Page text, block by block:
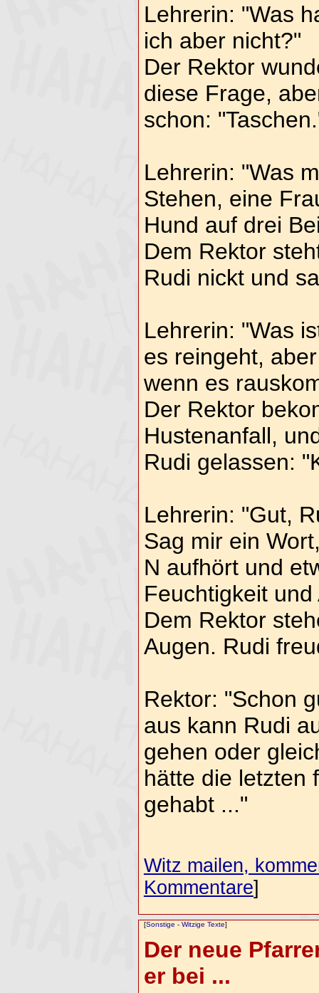
Lehrerin: "Was
ich aber nicht?"
Der Rektor
diese Frage,
schon:
Lehrerin: "Was
Stehen, eine
Hund auf drei
Dem Rektor
Rudi nickt und
Lehrerin: "Was
es reingeht,
wenn es
Der Rektor
Hustenanfall,
Rudi gelassen:
Lehrerin: "Gut,
Sag mir ein
N aufhört und
Feuchtigkeit
Dem Rektor
Augen. Rudi
Rektor: "Schon
aus kann Rudi
gehen oder
hätte die letzten
gehabt ..."
Witz mailen,
Kommentare]
[Sonstige - Witzige Texte]
Der neue
er bei ...